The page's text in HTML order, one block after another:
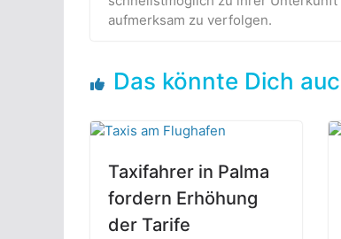
aufmerksam zu verfolgen.
Das könnte Dich
Taxifahrer in Palma
fordern Erhöhung
der Tarife